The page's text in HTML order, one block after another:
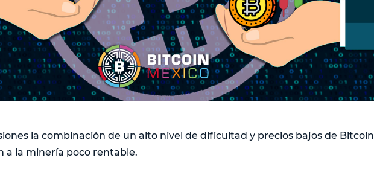
la combinación de un alto nivel de dificultad y precios bajos de Bitcoin
a la minería poco rentable.